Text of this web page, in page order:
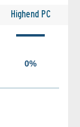
Highend PC